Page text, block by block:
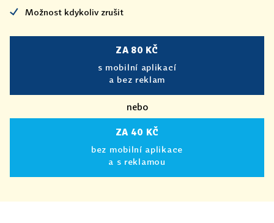
Možnost kdykoliv zrušit
ZA 80 KČ
s mobilní aplikací
a bez reklam
nebo
ZA 40 KČ
bez mobilní aplikace
a s reklamou